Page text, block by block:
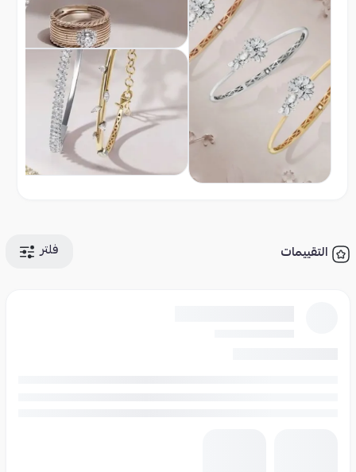
التقييمات فلتر